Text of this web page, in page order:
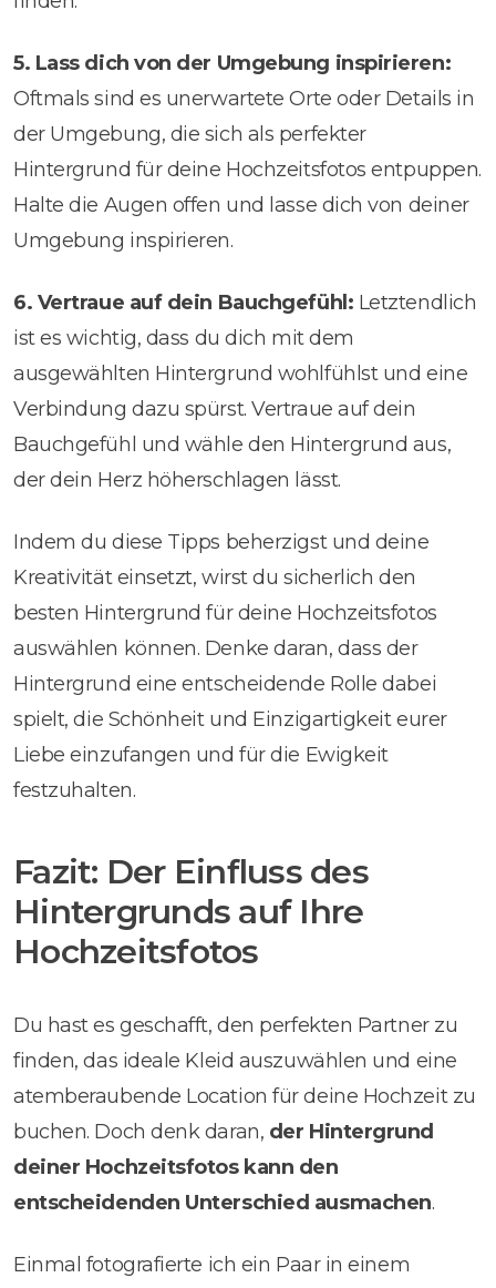
5. Lass dich von der Umgebung inspirieren:
Oftmals sind es unerwartete Orte oder Details in
der Umgebung, die sich als perfekter
Hintergrund für deine Hochzeitsfotos entpuppen.
Halte die Augen offen und lasse dich von deiner
Umgebung inspirieren.
6. Vertraue auf dein Bauchgefühl: Letztendlich
ist es wichtig, dass du dich mit dem
ausgewählten Hintergrund wohlfühlst und eine
Verbindung dazu spürst. Vertraue auf dein
Bauchgefühl und wähle den Hintergrund aus,
der dein Herz höherschlagen lässt.
Indem du diese Tipps beherzigst und deine
Kreativität einsetzt, wirst du sicherlich den
besten Hintergrund für deine Hochzeitsfotos
auswählen können. Denke daran, dass der
Hintergrund eine entscheidende Rolle dabei
spielt, die Schönheit und Einzigartigkeit eurer
Liebe einzufangen und für die Ewigkeit
festzuhalten.
Fazit: Der Einfluss des
Hintergrunds auf Ihre
Hochzeitsfotos
Du hast es geschafft, den perfekten Partner zu
finden, das ideale Kleid auszuwählen und eine
atemberaubende Location für deine Hochzeit zu
buchen. Doch denk daran, der Hintergrund
deiner Hochzeitsfotos kann den
entscheidenden Unterschied ausmachen.
Einmal fotografierte ich ein Paar in einem